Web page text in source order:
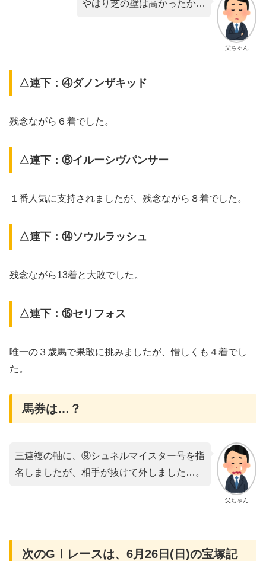
父ちゃん
やはり芝の壁は高かったか…
△連下：④ダノンザキッド
残念ながら６着でした。
△連下：⑧イルーシヴパンサー
１番人気に支持されましたが、残念ながら８着でした。
△連下：⑭ソウルラッシュ
残念ながら13着と大敗でした。
△連下：⑮セリフォス
唯一の３歳馬で果敢に挑みましたが、惜しくも４着でし
た。
馬券は…？
父ちゃん
三連複の軸に、⑨シュネルマイスター号を指
名しましたが、相手が抜けて外しました…。
次のGⅠレースは、6月26日(日)の宝塚記